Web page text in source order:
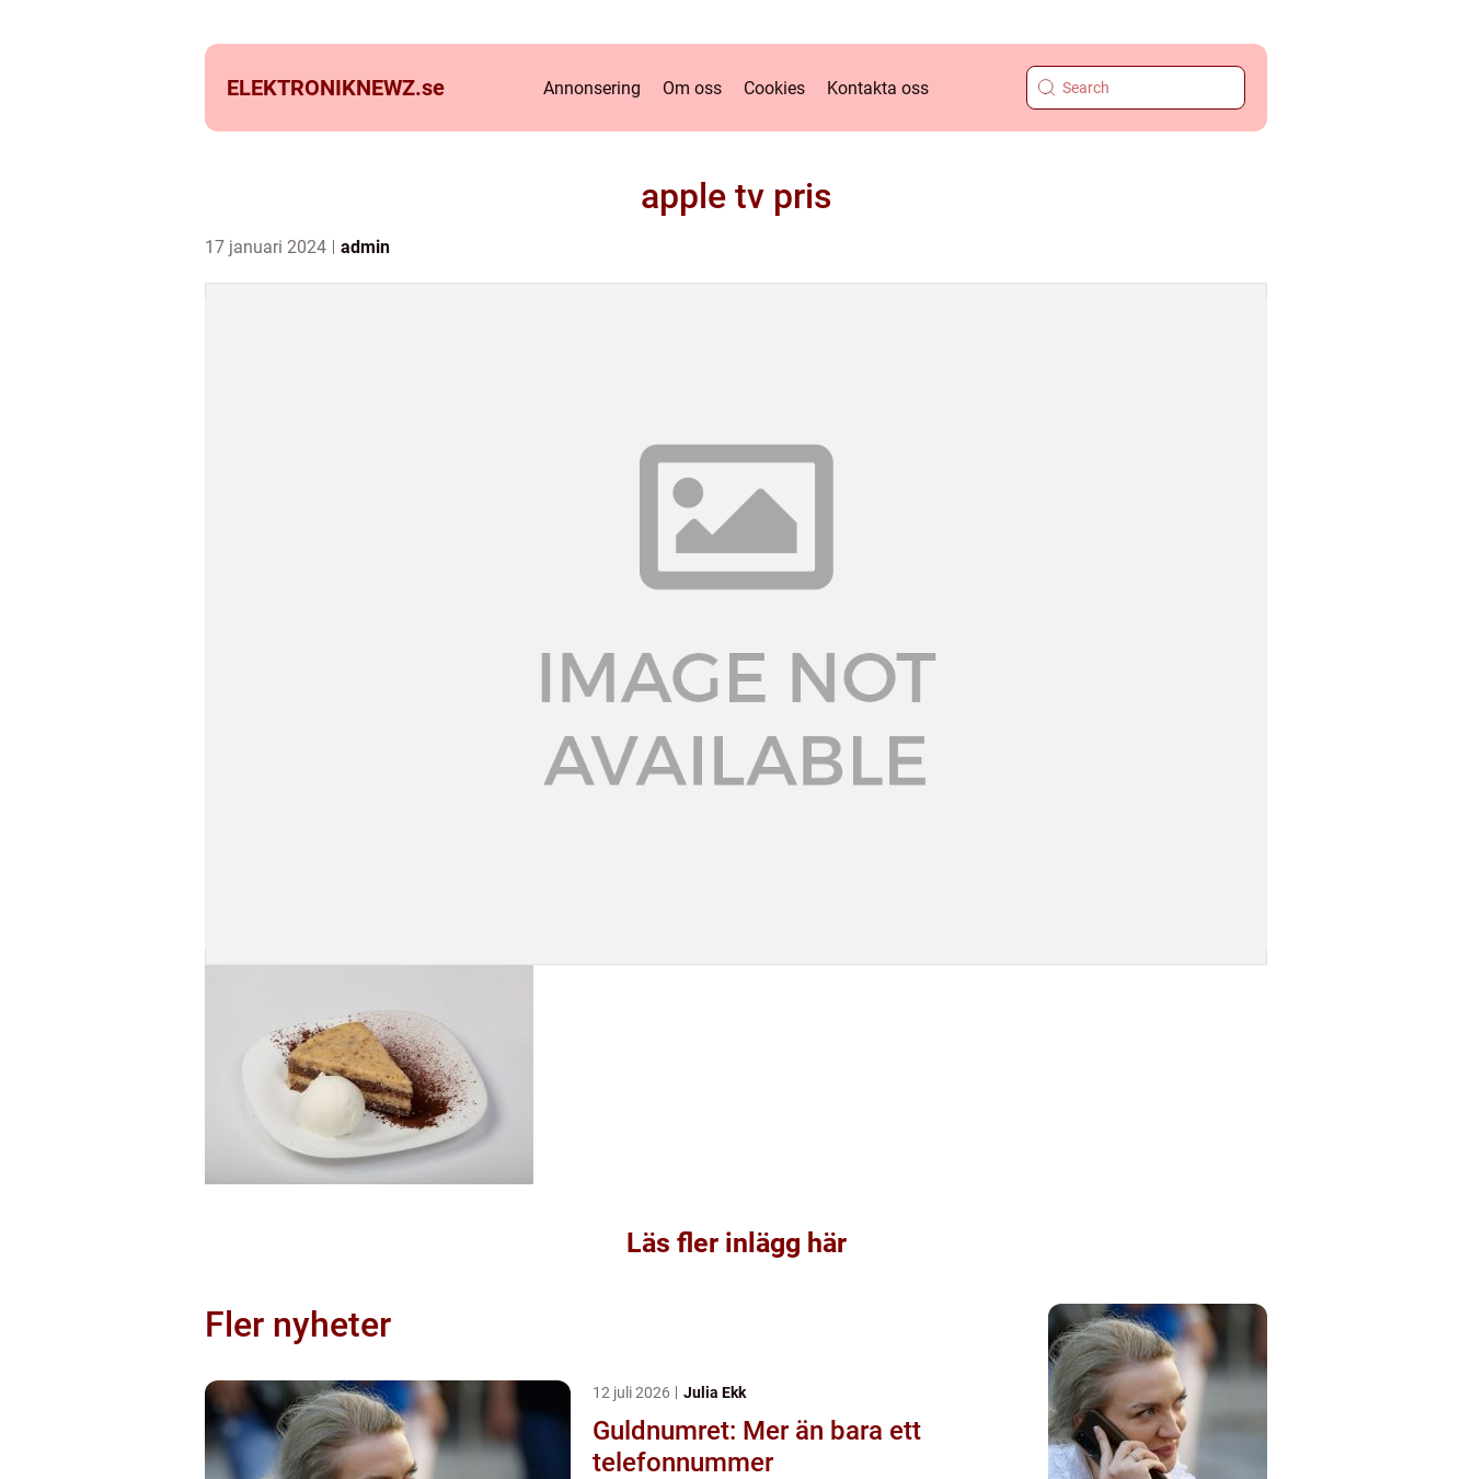
ELEKTRONIKNEWZ.se Annonsering Om oss Cookies Kontakta oss
apple tv pris
17 januari 2024 admin
Läs fler inlägg här
Fler nyheter
12 juli 2026 Julia Ekk
Guldnumret: Mer än bara ett
telefonnummer